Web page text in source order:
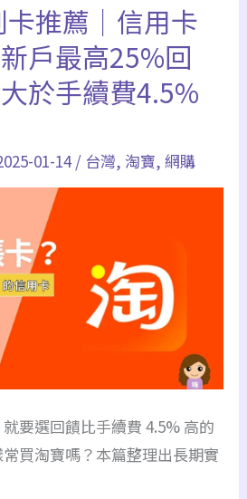
推薦｜信用卡
戶最高25%回
於手續費4.5%
01-14/ 台灣, 淘寶,網購
就要選回饋比手續費 4.5% 高的
買淘寶嗎？本篇整理出長期實